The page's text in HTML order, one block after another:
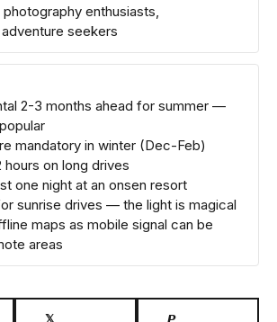
enthusiasts,
seekers
2-3 months ahead for summer —
mandatory in winter (Dec-Feb)
hours on long drives
one night at an onsen resort
sunrise drives — the light is magical
maps as mobile signal can be
areas
𝕏 𝙋